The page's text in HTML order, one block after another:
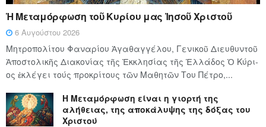
Ἡ Μεταμόρφωση τοῦ Κυρίου μας Ἰησοῦ Χριστοῦ
6 Αυγούστου 2026
Μητροπολίτου Φαναρίου Ἀγαθαγγέλου, Γενικοῦ Διευθυντοῦ
Ἀποστολικῆς Διακονίας τῆς Ἐκκλησίας τῆς Ἑλλάδος Ὁ Κύ­ρι­
ος ἐκλέγει τούς προ­κρί­τους τῶν Μα­θη­τῶν Του Πέ­τρο,...
Η Μεταμόρφωση είναι η γιορτή της
αλήθειας, της αποκάλυψης της δόξας του
Χριστού